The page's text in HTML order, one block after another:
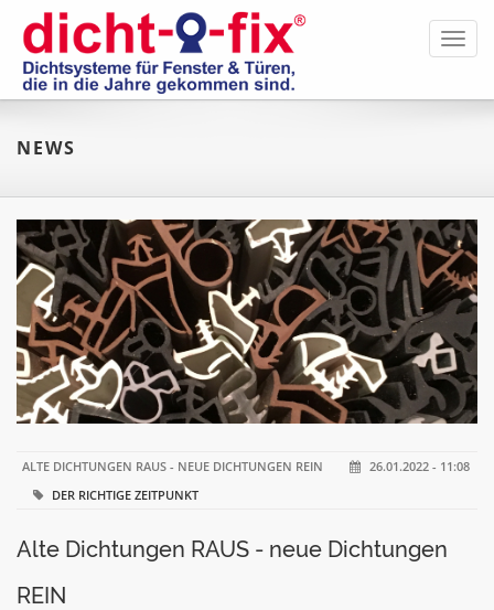
NEWS
ALTE DICHTUNGEN RAUS - NEUE DICHTUNGEN REIN
26.01.2022 - 11:08
DER RICHTIGE ZEITPUNKT
Alte Dichtungen RAUS - neue Dichtungen
REIN